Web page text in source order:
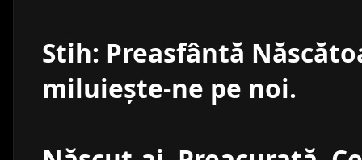
Stih: Preasfântă
miluieşte-ne pe noi.